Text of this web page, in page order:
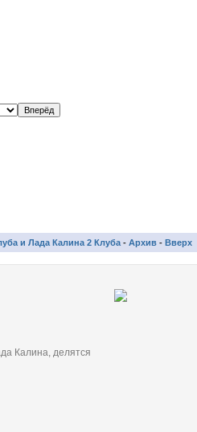
и Лада Калина 2 Клуба - Архив - Вверх
Калина, делятся